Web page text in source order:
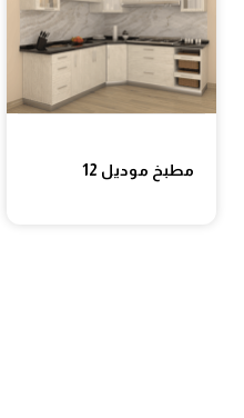
مطبخ موديل 12